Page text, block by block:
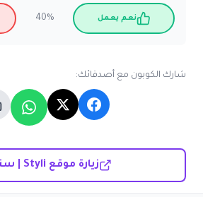
نعم يعمل 40%
شارك الكوبون مع أصدقائك:
زيارة موقع Styli | ستايلي